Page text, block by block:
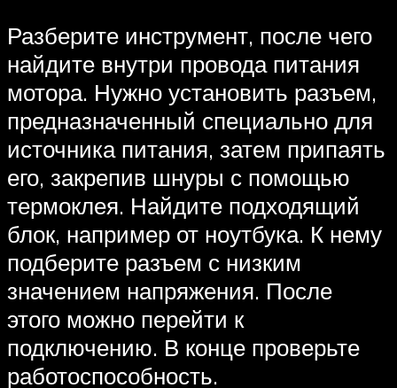
Разберите инструмент, после чего
найдите внутри провода питания
мотора. Нужно установить разъем,
предназначенный специально для
источника питания, затем припаять
его, закрепив шнуры с помощью
термоклея. Найдите подходящий
блок, например от ноутбука. К нему
подберите разъем с низким
значением напряжения. После
этого можно перейти к
подключению. В конце проверьте
работоспособность.